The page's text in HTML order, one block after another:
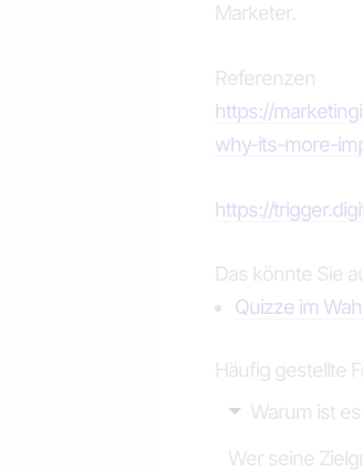
Marketer.
Referenzen
https://
why-its-more-
https://
Das könnte Sie
Quizze im
Häufig gestellte
Warum ist
Wer seine